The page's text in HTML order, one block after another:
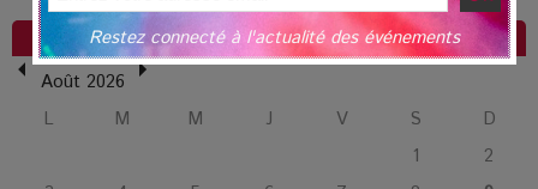
L’Affaire Bojarski : entre faux billets et vraie tragédie
humaine
L'AGENDA DES SORTIES
Août 2026
L
M M J V S
D
1
2
Restez connecté à l'actualité des événements